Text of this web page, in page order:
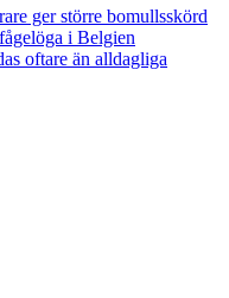
ger större bomullsskörd
i Belgien
oftare än alldagliga